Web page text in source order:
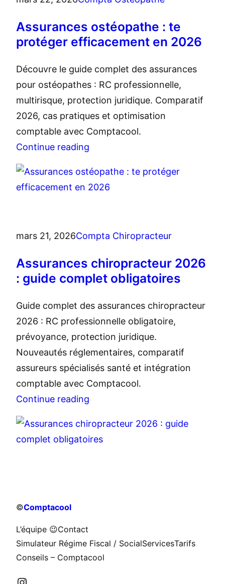
Assurances ostéopathe : te
protéger efficacement en 2026
Découvre le guide complet des assurances
pour ostéopathes : RC professionnelle,
multirisque, protection juridique. Comparatif
2026, cas pratiques et optimisation
comptable avec Comptacool.
Continue reading
mars 21, 2026Compta Chiropracteur
Assurances chiropracteur 2026
: guide complet obligatoires
Guide complet des assurances chiropracteur
2026 : RC professionnelle obligatoire,
prévoyance, protection juridique.
Nouveautés réglementaires, comparatif
assureurs spécialisés santé et intégration
comptable avec Comptacool.
Continue reading
©Comptacool
L’équipe 😉Contact
Simulateur Régime Fiscal / SocialServicesTarifs
Conseils – Comptacool